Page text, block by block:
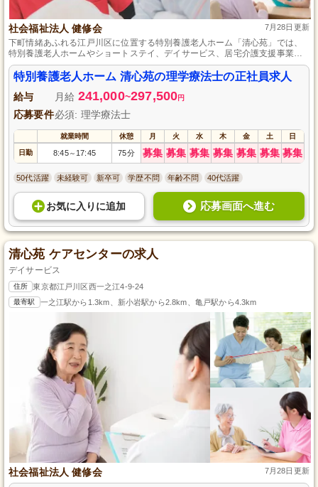
社会福祉法人 健修会 7月28日更新
下町情緒あふれる江戸川区に位置する特別養護老人ホーム「清心苑」では、
特別養護老人ホームやショートステイ、デイサービス、居宅介護支援事業な
ど多岐にわたる福祉サービスを提供し、地域に根差した良質な介護を目指し
ています。ご利用者様の人格尊重に基づく心に寄り添ったサービスと、働き
やすい環境を確保した職場体制、そして四季折々のイベント開催によるアッ
トホームな雰囲気が魅力です。
特別養護老人ホーム 清心苑の理学療法士の正社員求人
給与 月給 241,000~297,500円
応募要件必須: 理学療法士
就業時間 休憩 月 火 水 木 金 土 日
日勤 8:45～ 17:45 75分 募集 募集 募集 募集 募集 募集 募集
50代活躍 未経験可 新卒可 学歴不問 年齢不問 40代活躍
お気に入り に追加 応募画面へ進む
清心苑 ケアセンターの求人
デイサービス
住所 東京都江戸川区西一之江4-9-24
最寄駅 一之江駅から1.3km、新小岩駅から2.8km、亀戸駅から4.3km
社会福祉法人 健修会 7月28日更新